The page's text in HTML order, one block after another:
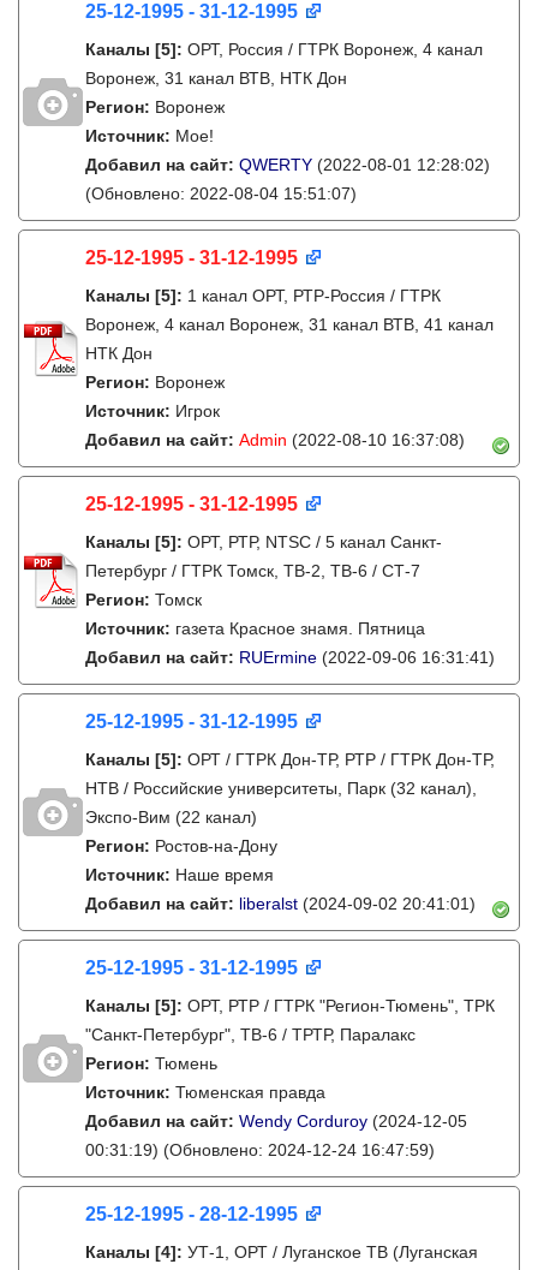
25-12-1995 - 31-12-1995
Каналы [5]: ОРТ, Россия / ГТРК Воронеж, 4 канал
Воронеж, 31 канал ВТВ, НТК Дон
Регион: Воронеж
Источник: Мое!
Добавил на сайт: QWERTY (2022-08-01 12:28:02)
(Обновлено: 2022-08-04 15:51:07)
25-12-1995 - 31-12-1995
Каналы [5]: 1 канал ОРТ, РТР-Россия / ГТРК
Воронеж, 4 канал Воронеж, 31 канал ВТВ, 41 канал
НТК Дон
Регион: Воронеж
Источник: Игрок
Добавил на сайт: Admin (2022-08-10 16:37:08)
25-12-1995 - 31-12-1995
Каналы [5]: ОРТ, РТР, NTSC / 5 канал Санкт-
Петербург / ГТРК Томск, ТВ-2, ТВ-6 / СТ-7
Регион: Томск
Источник: газета Красное знамя. Пятница
Добавил на сайт: RUErmine (2022-09-06 16:31:41)
25-12-1995 - 31-12-1995
Каналы [5]: ОРТ / ГТРК Дон-ТР, РТР / ГТРК Дон-ТР,
НТВ / Российские университеты, Парк (32 канал),
Экспо-Вим (22 канал)
Регион: Ростов-на-Дону
Источник: Наше время
Добавил на сайт: liberalst (2024-09-02 20:41:01)
25-12-1995 - 31-12-1995
Каналы [5]: ОРТ, РТР / ГТРК "Регион-Тюмень", ТРК
"Санкт-Петербург", ТВ-6 / ТРТР, Паралакс
Регион: Тюмень
Источник: Тюменская правда
Добавил на сайт: Wendy Corduroy (2024-12-05
00:31:19) (Обновлено: 2024-12-24 16:47:59)
25-12-1995 - 28-12-1995
Каналы [4]: УТ-1, ОРТ / Луганское ТВ (Луганская